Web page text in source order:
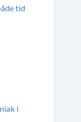
tid
i